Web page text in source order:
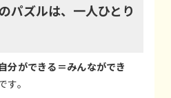
パズルは、一人ひとり
自分ができる＝みんなができ
す。